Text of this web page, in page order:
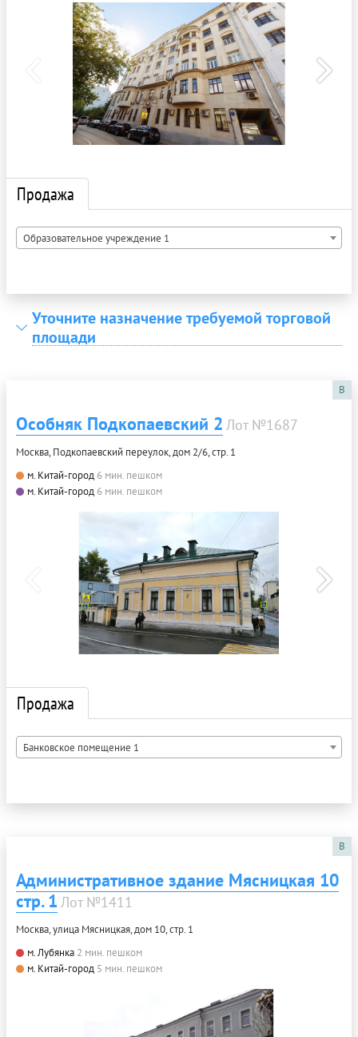
Продажа
Образовательное учреждение 1
Уточните назначение требуемой торговой
площади
B
Особняк Подкопаевский 2 Лот №1687
Москва, Подкопаевский переулок, дом 2/6, стр. 1
м. Китай-город 6 мин. пешком
м. Китай-город 6 мин. пешком
Продажа
Банковское помещение 1
B
Административное здание Мясницкая 10
стр. 1 Лот №1411
Москва, улица Мясницкая, дом 10, стр. 1
м. Лубянка 2 мин. пешком
м. Китай-город 5 мин. пешком